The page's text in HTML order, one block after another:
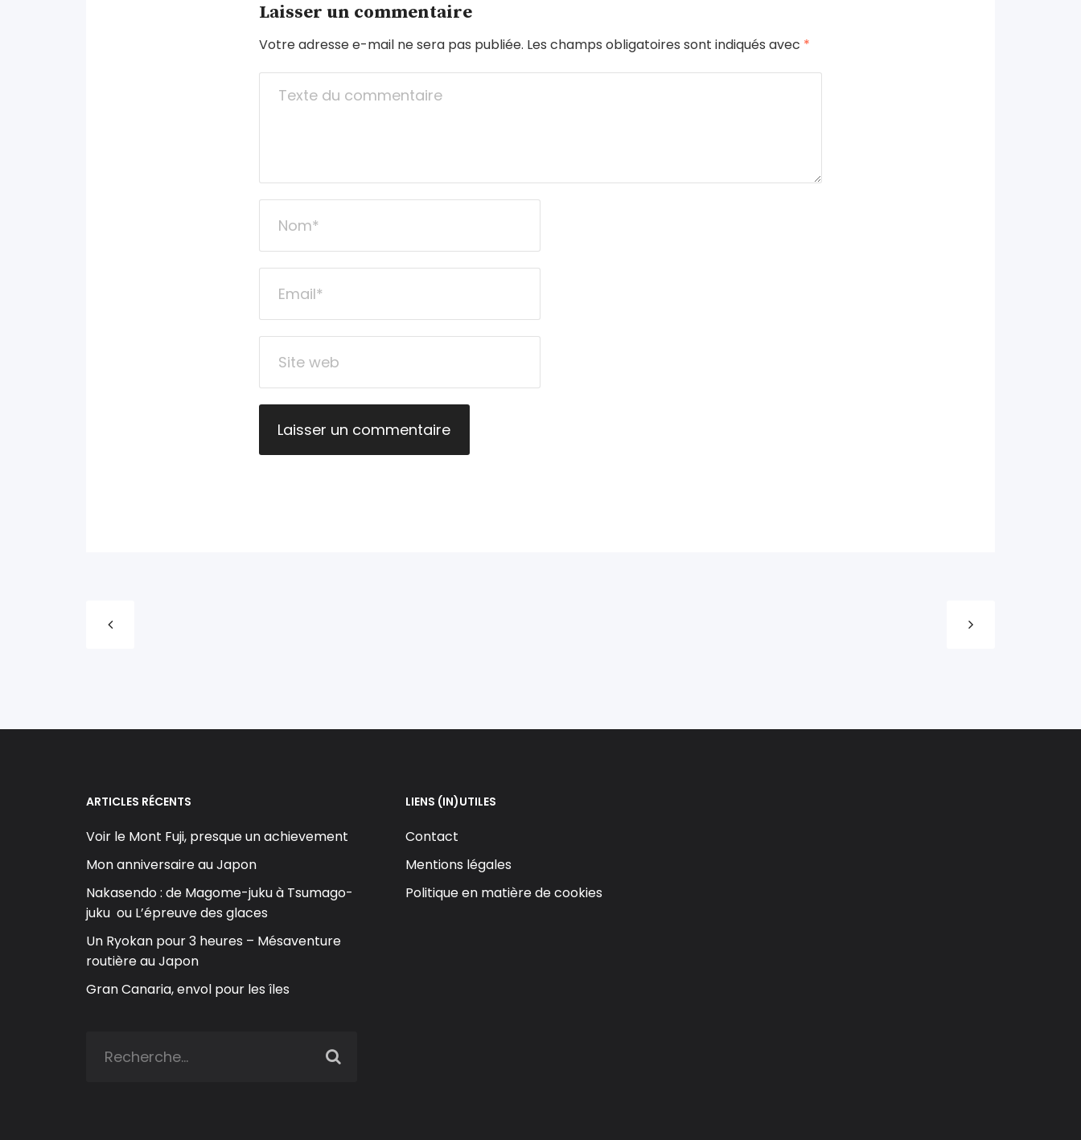
Laisser un commentaire
Votre adresse e-mail ne sera pas publiée. Les champs obligatoires sont indiqués avec *
ARTICLES RÉCENTS
Voir le Mont Fuji, presque un achievement
Mon anniversaire au Japon
Nakasendo : de Magome-juku à Tsumago-
juku ou L’épreuve des glaces
Un Ryokan pour 3 heures – Mésaventure
routière au Japon
Gran Canaria, envol pour les îles
LIENS (IN)UTILES
Contact
Mentions légales
Politique en matière de cookies